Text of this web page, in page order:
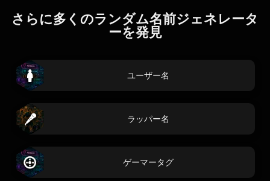
さらに多くのランダム名前ジェネレータ
ーを発見
ユーザー名
ラッパー名
ゲーマータグ